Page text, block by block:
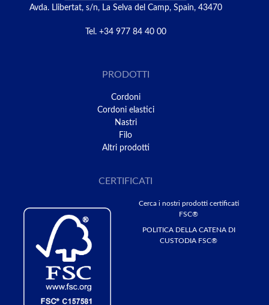
Avda. Llibertat, s/n, La Selva del Camp, Spain, 43470
Tel. +34 977 84 40 00
PRODOTTI
Cordoni
Cordoni elastici
Nastri
Filo
Altri prodotti
CERTIFICATI
Cerca i nostri prodotti certificati
FSC®
POLITICA DELLA CATENA DI
CUSTODIA FSC®